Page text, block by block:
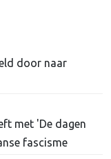
door naar
met 'De dagen
fascisme